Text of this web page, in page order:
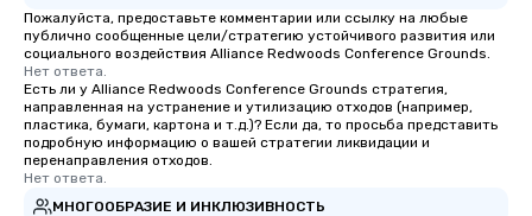
Пожалуйста, предоставьте комментарии или ссылку на любые
публично сообщенные цели/стратегию устойчивого развития или
социального воздействия Alliance Redwoods Conference Grounds.
Нет ответа.
Есть ли у Alliance Redwoods Conference Grounds стратегия,
направленная на устранение и утилизацию отходов (например,
пластика, бумаги, картона и т.д.)? Если да, то просьба представить
подробную информацию о вашей стратегии ликвидации и
перенаправления отходов.
Нет ответа.
МНОГООБРАЗИЕ И ИНКЛЮЗИВНОСТЬ